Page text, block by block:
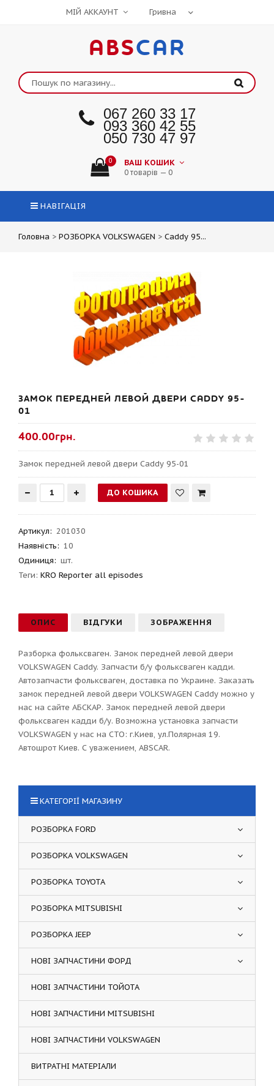
МІЙ АККАУНТ
ABSCAR
067 260 33 17
093 360 42 55
050 730 47 97
0 ВАШ КОШИК
0 товарів — 0
НАВІГАЦІЯ
Головна > РОЗБОРКА VOLKSWAGEN > Caddy 95...
ЗАМОК ПЕРЕДНЕЙ ЛЕВОЙ ДВЕРИ CADDY 95-
01
400.00грн.
Замок передней левой двери Caddy 95-01
Артикул: 201030
Наявність: 10
Одиниця: шт.
Теги: KRO Reporter all episodes
ОПИС ВІДГУКИ ЗОБРАЖЕННЯ
Разборка фольксваген. Замок передней левой двери
VOLKSWAGEN Caddy. Запчасти б/у фольксваген кадди.
Автозапчасти фольксваген, доставка по Украине. Заказать
замок передней левой двери VOLKSWAGEN Caddy можно у
нас на сайте АБСКАР. Замок передней левой двери
фольксваген кадди б/у. Возможна установка запчасти
VOLKSWAGEN у нас на СТО: г.Киев, ул.Полярная 19.
Автошрот Киев. С уважением, ABSCAR.
КАТЕГОРІЇ МАГАЗИНУ
РОЗБОРКА FORD
РОЗБОРКА VOLKSWAGEN
РОЗБОРКА TOYOTA
РОЗБОРКА MITSUBISHI
РОЗБОРКА JEEP
НОВІ ЗАПЧАСТИНИ ФОРД
НОВІ ЗАПЧАСТИНИ ТОЙОТА
НОВІ ЗАПЧАСТИНИ MITSUBISHI
НОВІ ЗАПЧАСТИНИ VOLKSWAGEN
ВИТРАТНІ МАТЕРІАЛИ